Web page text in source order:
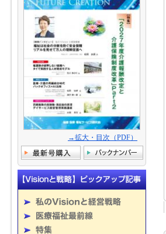
→拡大・目次（PDF）